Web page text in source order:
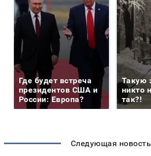
Где будет встреча
президентов США и
России: Европа?
Такую
никто
так?!
Следующая новость